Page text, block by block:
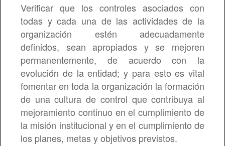
Verificar que los controles asociados con
todas y cada una de las actividades de la
organización estén adecuadamente
definidos, sean apropiados y se mejoren
permanentemente, de acuerdo con la
evolución de la entidad; y para esto es vital
fomentar en toda la organización la formación
de una cultura de control que contribuya al
mejoramiento continuo en el cumplimiento de
la misión institucional y en el cumplimiento de
los planes, metas y objetivos previstos.